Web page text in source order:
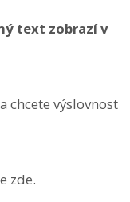
text zobrazí v
chcete výslovnost
zde.